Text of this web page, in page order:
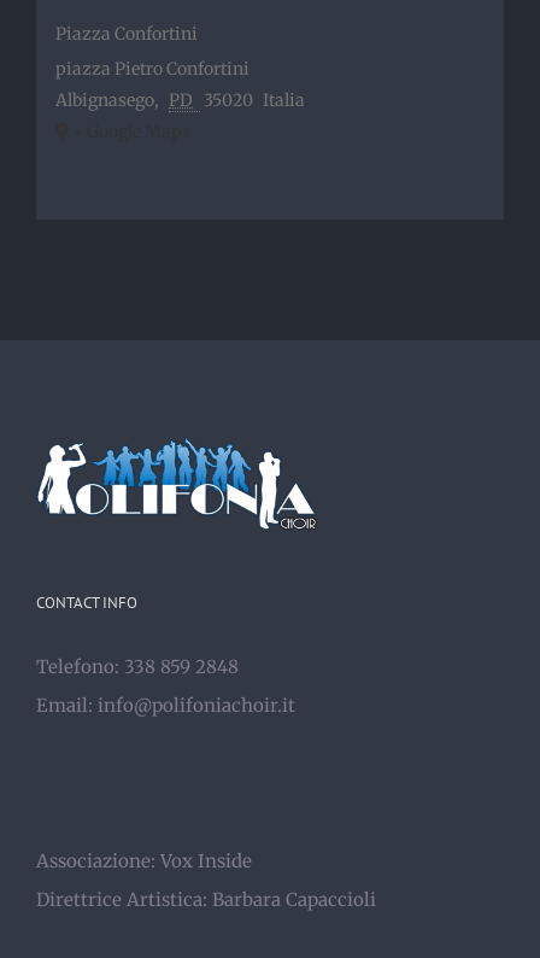
Piazza Confortini
piazza Pietro Confortini
Albignasego, PD 35020 Italia
CONTACT INFO
Telefono: 338 859 2848
Email: info@polifoniachoir.it
Associazione: Vox Inside
Direttrice Artistica: Barbara Capaccioli